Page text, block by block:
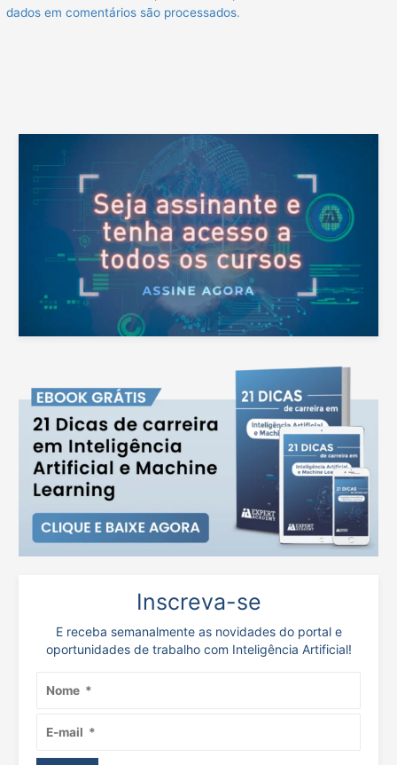
dados em comentários são processados.
Inscreva-se
E receba semanalmente as novidades do portal e
oportunidades de trabalho com Inteligência Artificial!